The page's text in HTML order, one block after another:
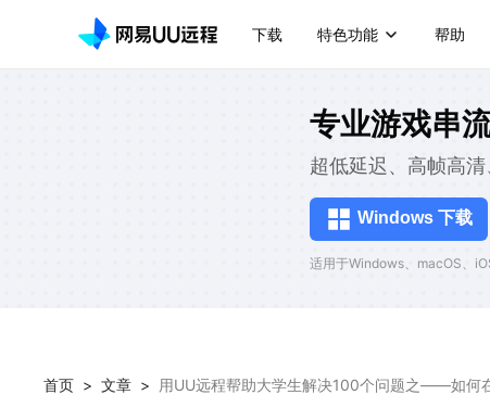
下载 特色功能 帮助
专业游戏串
超低延迟、高帧高
Windows 下载
适用于Windows、macOS、
首页 > 文章 > 用UU远程帮助大学生解决100个问题之——如何